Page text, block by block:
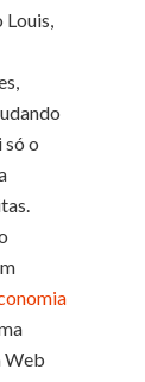
Louis,
só o
Web